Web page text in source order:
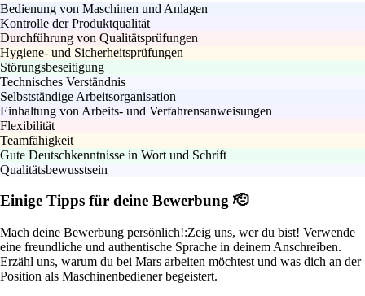
Bedienung von Maschinen und Anlagen
Kontrolle der Produktqualität
Durchführung von Qualitätsprüfungen
Hygiene- und Sicherheitsprüfungen
Störungsbeseitigung
Technisches Verständnis
Selbstständige Arbeitsorganisation
Einhaltung von Arbeits- und Verfahrensanweisungen
Flexibilität
Teamfähigkeit
Gute Deutschkenntnisse in Wort und Schrift
Qualitätsbewusstsein
Einige Tipps für deine Bewerbung 🫡
Mach deine Bewerbung persönlich!:Zeig uns, wer du bist! Verwende
eine freundliche und authentische Sprache in deinem Anschreiben.
Erzähl uns, warum du bei Mars arbeiten möchtest und was dich an der
Position als Maschinenbediener begeistert.